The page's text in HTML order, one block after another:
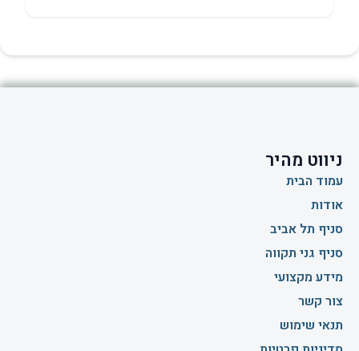
ניווט מהיר
עמוד הבית
אודות
סניף תל אביב
סניף גני תקווה
מידע מקצועי
צור קשר
תנאי שימוש